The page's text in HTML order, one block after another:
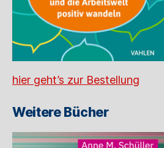
hier geht’s zur Bestellung
Weitere Bücher